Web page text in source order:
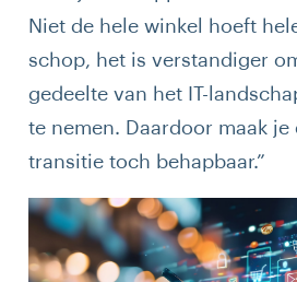
Niet de hele winkel hoeft
schop, het is verstandiger
gedeelte van het IT-
te nemen. Daardoor maak je
transitie toch behapbaar.”